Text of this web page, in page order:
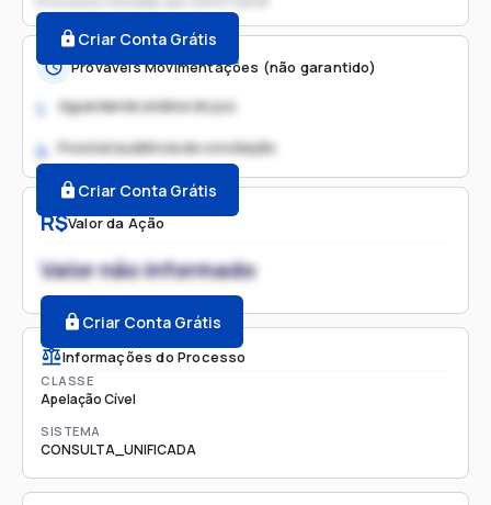
R$Valor da Ação
Valor não informado
Criar Conta Grátis
Informações do Processo
CLASSE
Apelação Cível
SISTEMA
CONSULTA_UNIFICADA
Criar Conta Grátis
Prováveis Movimentações (não garantido)
1. Aguardando análise do juiz
2. Possível audiência de conciliação
Criar Conta Grátis